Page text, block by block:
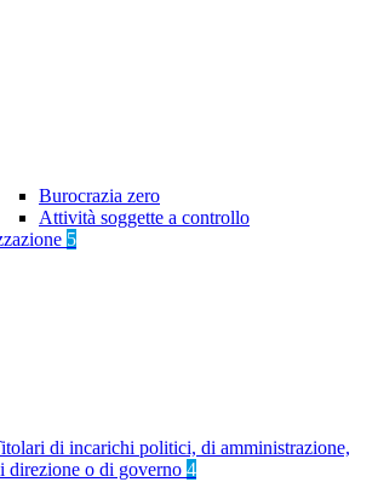
Burocrazia zero
Attività soggette a controllo
5
di incarichi politici, di amministrazione,
direzione o di governo 4